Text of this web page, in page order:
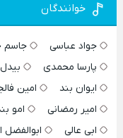
خوانندگان
جواد عباسی جاسم
پارسا محمدی
ایوان بند
امین
امیر رمضانی
امو
ابی عالی
ابوالفضل